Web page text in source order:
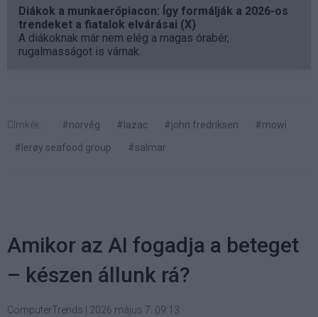
Diákok a munkaerőpiacon: Így formálják a 2026-os
trendeket a fiatalok elvárásai (X)
A diákoknak már nem elég a magas órabér,
rugalmasságot is várnak.
Címkék: #norvég #lazac #john fredriksen
#mowi
#lerøy seafood group
#salmar
Amikor az AI fogadja a beteget
– készen állunk rá?
ComputerTrends 2026 május 7. 09:13